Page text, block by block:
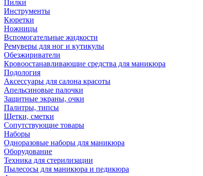
Пилки
Инструменты
Кюретки
Ножницы
Вспомогательные жидкости
Ремуверы для ног и кутикулы
Обезжириватели
Кровоостанавливающие средства для маникюра
Подология
Аксессуары для салона красоты
Апельсиновые палочки
Защитные экраны, очки
Палитры, типсы
Щетки, сметки
Сопутствующие товары
Наборы
Одноразовые наборы для маникюра
Оборудование
Техника для стерилизации
Пылесосы для маникюра и педикюра